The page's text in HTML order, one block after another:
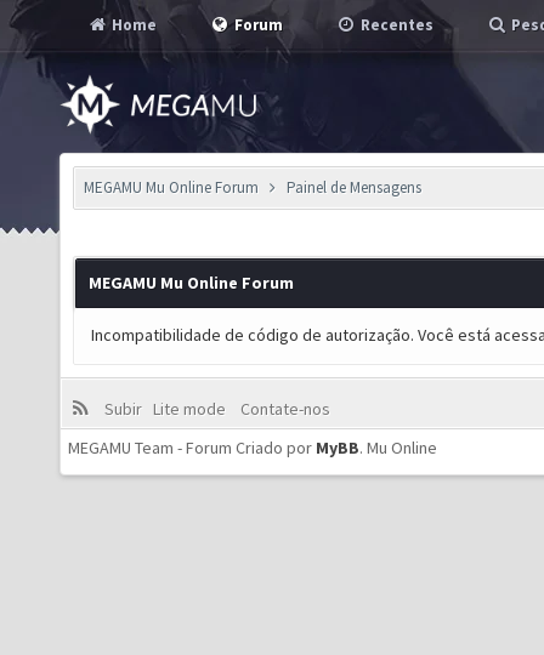
Home Forum Recentes
MEGAMU Mu Online Forum Painel de Mensagens
MEGAMU Mu Online Forum
Incompatibilidade de código de autorização. Você está
Subir Lite mode
Contate-nos
MEGAMU Team - Forum Criado por MyBB. Mu Online